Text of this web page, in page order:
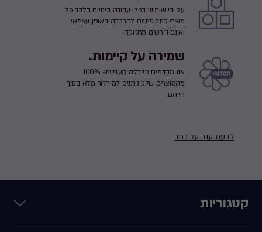
על ידי שימוש בכלי עבודה ביתיים בלבד כל
מוצרי כתר ניתנים להרכבה באופן עצמאי
ואינם דורשים תחזוקה.
שמירה על קיימות.
אנו מקדמים כלכלה מעגלית- 100%
מהמוצרים שלנו ניתנים למיחזור מלא בסוף
חייהם.
לדעת עוד על כתר
קטגוריות